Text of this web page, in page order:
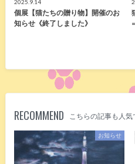
2025.9.14
個展【猫たちの贈り物】開催のお
知らせ《終了しました》
RECOMMEND こちらの記事も人気
お知らせ